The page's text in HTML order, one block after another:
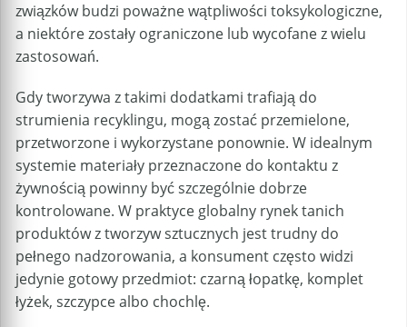
związków budzi poważne wątpliwości toksykologiczne,
a niektóre zostały ograniczone lub wycofane z wielu
zastosowań.
Gdy tworzywa z takimi dodatkami trafiają do
strumienia recyklingu, mogą zostać przemielone,
przetworzone i wykorzystane ponownie. W idealnym
systemie materiały przeznaczone do kontaktu z
żywnością powinny być szczególnie dobrze
kontrolowane. W praktyce globalny rynek tanich
produktów z tworzyw sztucznych jest trudny do
pełnego nadzorowania, a konsument często widzi
jedynie gotowy przedmiot: czarną łopatkę, komplet
łyżek, szczypce albo chochlę.